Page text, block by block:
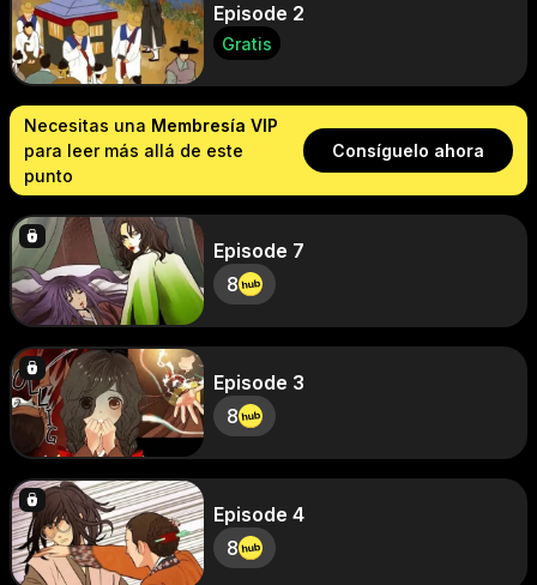
Episode 2
Gratis
Necesitas una Membresía VIP
para leer más allá de este
punto
Consíguelo ahora
Episode 7
8
Episode 3
8
Episode 4
8